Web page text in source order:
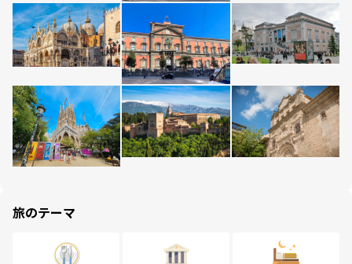
旅のテーマ